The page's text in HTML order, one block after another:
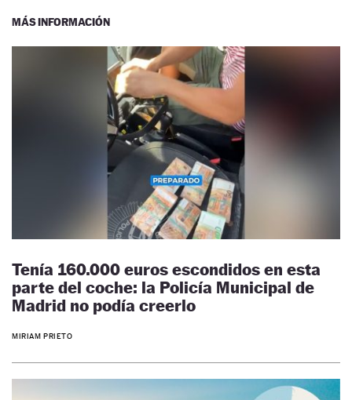
MÁS INFORMACIÓN
Tenía 160.000 euros escondidos en esta
parte del coche: la Policía Municipal de
Madrid no podía creerlo
MIRIAM PRIETO